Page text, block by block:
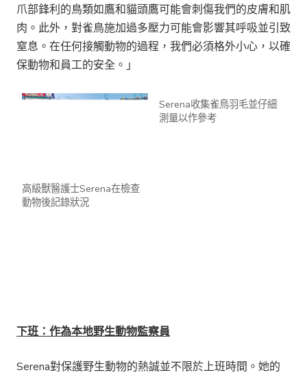
爪部鋒利的鳥類如鷹和貓頭鷹可能會刺傷我們的皮膚和肌
肉。此外，對雀鳥施加過多壓力可能會影響其呼吸並引致
窒息。在任何接觸動物的過程，我們必須格外小心，以確
保動物和員工的安全。」
高級獸醫護士Serena在檢查
動物後記錄狀況
Serena收集雀鳥羽毛並仔細
測量以作參考
下班：作為本地野生動物監察員
Serena對保護野生動物的熱誠並不限於上班時間。她的